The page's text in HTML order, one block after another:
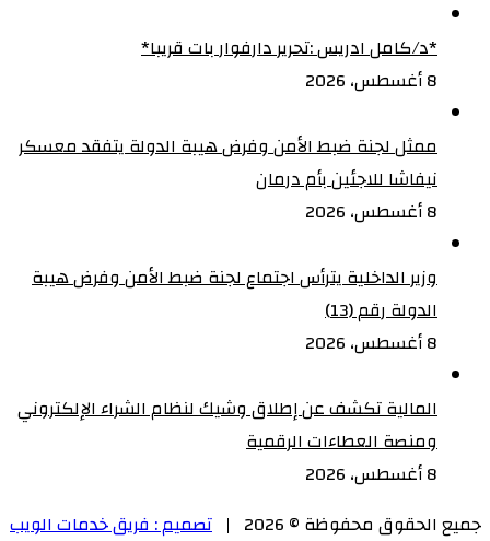
‏*د/كامل ادريس :تحرير دارفوار بات قريبا*
8 أغسطس، 2026
ممثل لجنة ضبط الأمن وفرض هيبة الدولة يتفقد معسكر
نيفاشا للاجئين بأم درمان
8 أغسطس، 2026
وزير الداخلية يترأس اجتماع لجنة ضبط الأمن وفرض هيبة
الدولة رقم (13)
8 أغسطس، 2026
المالية تكشف عن إطلاق وشيك لنظام الشراء الإلكتروني
ومنصة العطاءات الرقمية
8 أغسطس، 2026
جميع الحقوق محفوظة © 2026 |
تصميم : فريق خدمات الويب